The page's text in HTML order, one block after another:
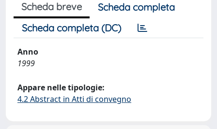
Scheda breve
Scheda completa
Scheda completa (DC)
Anno
1999
Appare nelle tipologie:
4.2 Abstract in Atti di convegno